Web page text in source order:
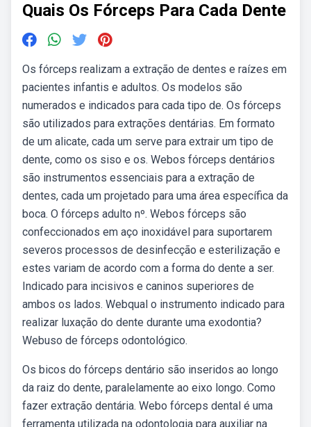
Quais Os Fórceps Para Cada Dente
Os fórceps realizam a extração de dentes e raízes em
pacientes infantis e adultos. Os modelos são
numerados e indicados para cada tipo de. Os fórceps
são utilizados para extrações dentárias. Em formato
de um alicate, cada um serve para extrair um tipo de
dente, como os siso e os. Webos fórceps dentários
são instrumentos essenciais para a extração de
dentes, cada um projetado para uma área específica da
boca. O fórceps adulto nº. Webos fórceps são
confeccionados em aço inoxidável para suportarem
severos processos de desinfecção e esterilização e
estes variam de acordo com a forma do dente a ser.
Indicado para incisivos e caninos superiores de
ambos os lados. Webqual o instrumento indicado para
realizar luxação do dente durante uma exodontia?
Webuso de fórceps odontológico.
Os bicos do fórceps dentário são inseridos ao longo
da raiz do dente, paralelamente ao eixo longo. Como
fazer extração dentária. Webo fórceps dental é uma
ferramenta utilizada na odontologia para auxiliar na